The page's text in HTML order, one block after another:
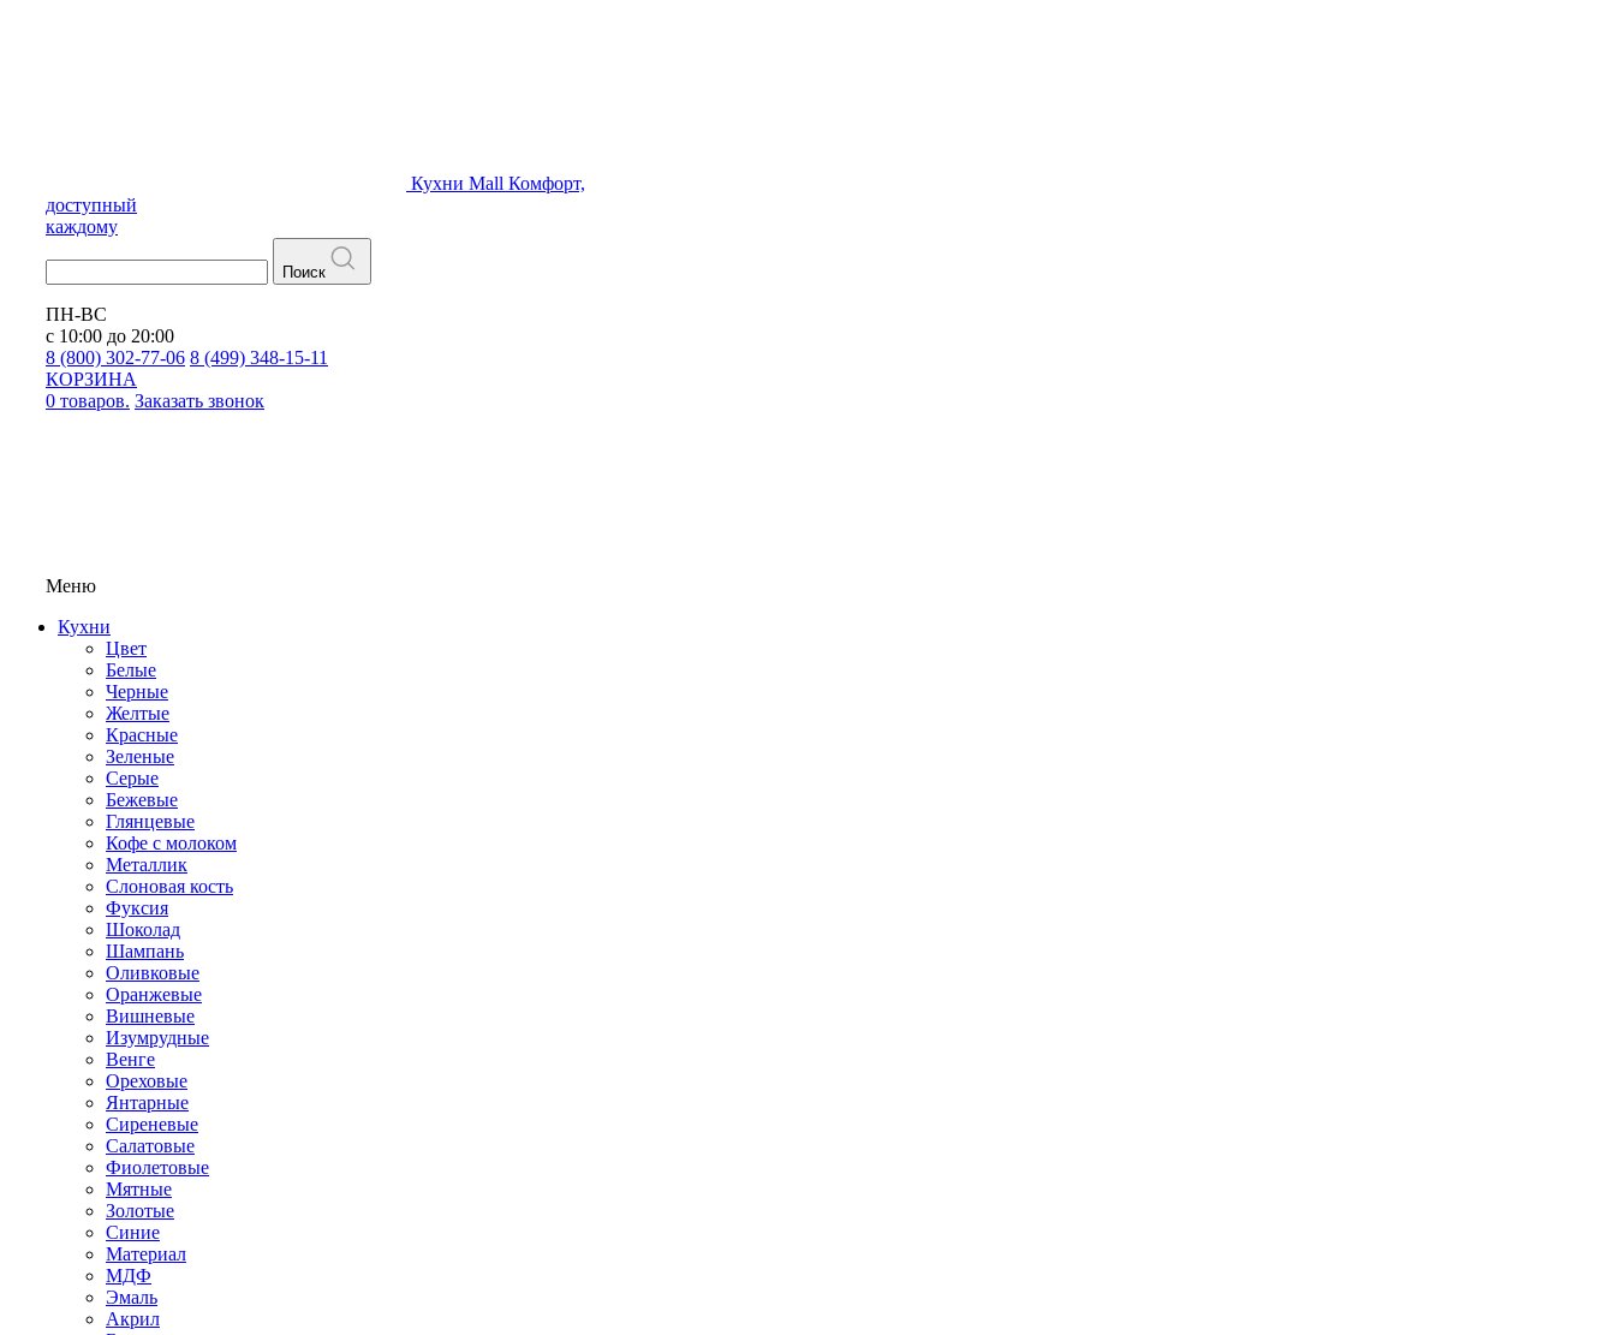
Кухни Mall Комфорт,
доступный
каждому
Поиск
ПН-ВС
с 10:00 до 20:00
8 (800) 302-77-06 8 (499) 348-15-11
КОРЗИНА
0 товаров. Заказать звонок
Меню
Кухни
Цвет
Белые
Черные
Желтые
Красные
Зеленые
Серые
Бежевые
Глянцевые
Кофе с молоком
Металлик
Слоновая кость
Фуксия
Шоколад
Шампань
Оливковые
Оранжевые
Вишневые
Изумрудные
Венге
Ореховые
Янтарные
Сиреневые
Салатовые
Фиолетовые
Мятные
Золотые
Синие
Материал
МДФ
Эмаль
Акрил